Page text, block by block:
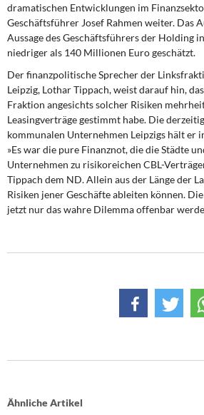
dramatischen Entwicklungen im
Geschäftsführer Josef Rahmen weiter. Das
Aussage des Geschäftsführers der Holding
niedriger als 140 Millionen Euro geschätzt.
Der finanzpolitische Sprecher der
Leipzig, Lothar Tippach, weist darauf hin,
Fraktion angesichts solcher Risiken
Leasingverträge gestimmt habe. Die
kommunalen Unternehmen Leipzigs hält er
»Es war die pure Finanznot, die die Städte
Unternehmen zu risikoreichen CBL-
Tippach dem ND. Allein aus der Länge der
Risiken jener Geschäfte ableiten können.
jetzt nur das wahre Dilemma offenbar
Ähnliche Artikel